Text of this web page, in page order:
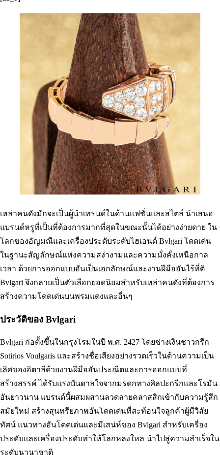
เหล่าคนดังมักจะเป็นผู้นำเทรนด์ในด้านแฟชั่นและสไตล์ นำเสนอ
แบรนด์หรูที่เป็นที่ต้องการมากที่สุดในขณะนั้นได้อย่างง่ายดาย ใน
โลกของอัญมณีและเครื่องประดับระดับไฮเอนด์ Bvlgari โดดเด่น
ในฐานะสัญลักษณ์แห่งความสง่างามและความมั่งคั่งเหนือกาล
เวลา ด้วยการออกแบบอันเป็นเอกลักษณ์และงานฝีมืออันไร้ที่ติ
Bvlgari จึงกลายเป็นตัวเลือกยอดนิยมสำหรับเหล่าคนดังที่ต้องการ
สร้างความโดดเด่นบนพรมแดงและอื่นๆ
ประวัติของ Bvlgari
Bvlgari ก่อตั้งขึ้นในกรุงโรมในปี พ.ศ. 2427 โดยช่างเงินชาวกรีก
Sotirios Voulgaris และสร้างชื่อเสียงอย่างรวดเร็วในด้านความเป็น
เลิศของอิตาลีด้วยงานฝีมืออันประณีตและการออกแบบที่
สร้างสรรค์ ได้รับแรงบันดาลใจจากมรดกทางศิลปะกรีกและโรมัน
อันยาวนาน แบรนด์นี้ผสมผสานลวดลายคลาสสิกเข้ากับความรู้สึก
สมัยใหม่ สร้างสุนทรียภาพอันโดดเด่นที่สะท้อนใจลูกค้าผู้มีวิสัย
ทัศน์ แนวทางอันโดดเด่นและมีเสน่ห์ของ Bvlgari สำหรับเครื่อง
ประดับและเครื่องประดับทำให้โลกหลงใหล นำไปสู่ความสำเร็จใน
ระดับนานาชาติ